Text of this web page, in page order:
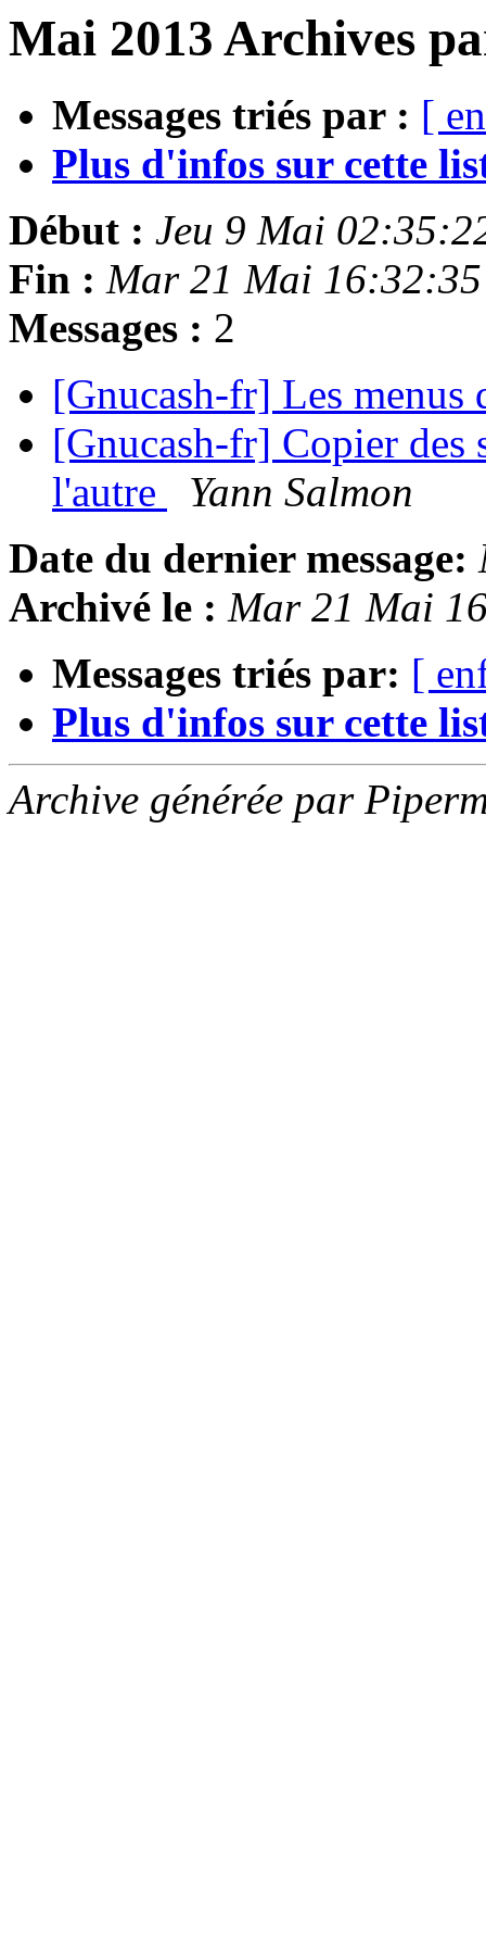
Mai 2013 Archives
Messages triés par : [
Plus d'infos sur cette
Début : Jeu 9 Mai
Fin : Mar 21 Mai
Messages : 2
[Gnucash-fr] Les menus
[Gnucash-fr] Copier des
l'autre
Yann Salmon
Date du dernier message:
Archivé le : Mar 21 Mai
Messages triés par: [
Plus d'infos sur cette
Archive générée par